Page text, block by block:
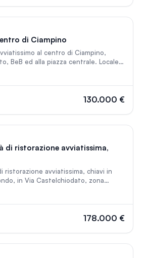
di Ciampino
al centro di Ciampino,
BeB ed alla piazza centrale. Locale
e famiglie. Attualmente aperto
locale si suddifide in 3 sale: una
nella sala inferiore dove è adibita
molto bene d'estate ed
lavorare fin da subito
130.000 €
di ristorazione avviatissima,
ristorazione avviatissima, chiavi in
in Via Castelchiodato, zona
veicolare, si propone la cessione
operativo e consente la
o tecnici.
178.000 €